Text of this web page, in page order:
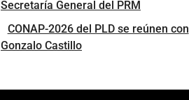
Secretaría General del PRM
CONAP-2026 del PLD se reúnen con
Gonzalo Castillo